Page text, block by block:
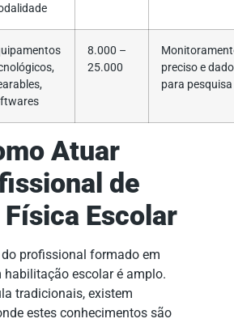
8.000 –
25.000
preciso e
para pesquisa
Atuar
de
Escolar
profissional formado em
habilitação escolar é amplo.
tradicionais, existem
estes conhecimentos são